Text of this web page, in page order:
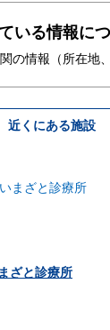
いる情報に
の情報（所在地
近くにある施設
ざと診療所